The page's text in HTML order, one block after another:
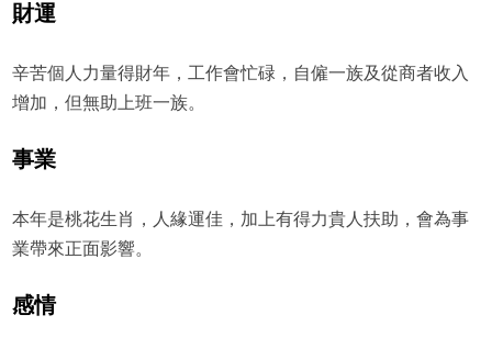
財運
辛苦個人力量得財年，工作會忙碌，自僱一族及從商者收入
增加，但無助上班一族。
事業
本年是桃花生肖，人緣運佳，加上有得力貴人扶助，會為事
業帶來正面影響。
感情